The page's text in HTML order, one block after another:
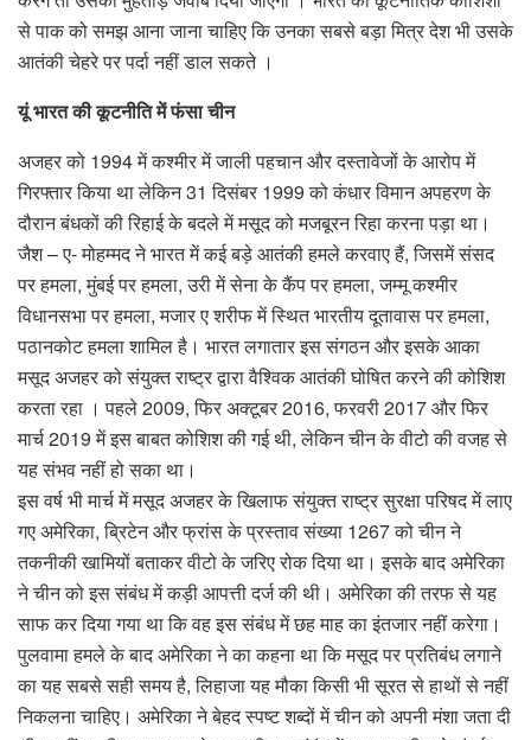
से पाक को समझ आना जाना चाहिए कि उनका सबसे बड़ा मित्र देश भी उसके
आतंकी चेहरे पर पर्दा नहीं डाल सकते ।
यूं भारत की कूटनीति में फंसा चीन
अजहर को 1994 में कश्‍मीर में जाली पहचान और दस्‍तावेजों के आरोप में
गिरफ्तार किया था लेकिन 31 दिसंबर 1999 को कंधार विमान अपहरण के
दौरान बंधकों की रिहाई के बदले में मसूद को मजबूरन रिहा करना पड़ा था।
जैश – ए- मोहम्मद ने भारत में कई बड़े आतंकी हमले करवाए हैं, जिसमें संसद
पर हमला, मुंबई पर हमला, उरी में सेना के कैंप पर हमला, जम्‍मू कश्‍मीर
विधानसभा पर हमला, मजार ए शरीफ में स्थित भारतीय दूतावास पर हमला,
पठानकोट हमला शामिल है। भारत लगातार इस संगठन और इसके आका
मसूद अजहर को संयुक्‍त राष्‍ट्र द्वारा वैश्विक आतंकी घोषित करने की कोशिश
करता रहा । पहले 2009, फिर अक्‍टूबर 2016, फरवरी 2017 और फिर
मार्च 2019 में इस बाबत कोशिश की गई थी, लेकिन चीन के वीटो की वजह से
यह संभव नहीं हो सका था।
इस वर्ष भी मार्च में मसूद अजहर के खिलाफ संयुक्‍त राष्‍ट्र सुरक्षा परिषद में लाए
गए अमेरिका, ब्रिटेन और फ्रांस के प्रस्‍ताव संख्‍या 1267 को चीन ने
तकनीकी खामियों बताकर वीटो के जरिए रोक दिया था। इसके बाद अमेरिका
ने चीन को इस संबंध में कड़ी आपत्ती दर्ज की थी। अमेरिका की तरफ से यह
साफ कर दिया गया था कि वह इस संबंध में छह माह का इंतजार नहीं करेगा।
पुलवामा हमले के बाद अमेरिका ने का कहना था कि मसूद पर प्रतिबंध लगाने
का यह सबसे सही समय है, लिहाजा यह मौका किसी भी सूरत से हाथों से नहीं
निकलना चाहिए। अमेरिका ने बेहद स्‍पष्‍ट शब्‍दों में चीन को अपनी मंशा जता दी